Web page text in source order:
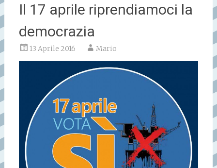
Il 17 aprile riprendiamoci la
democrazia
13 Aprile 2016 Mario